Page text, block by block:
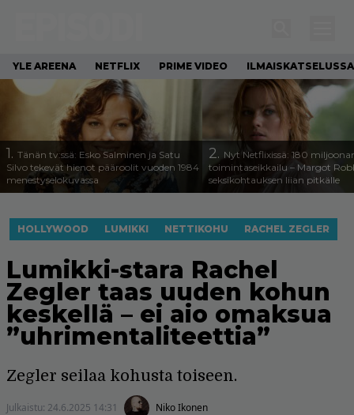
YLE AREENA NETFLIX PRIME VIDEO ILMAISKATSELUSSA
1. Tänän tv:ssä: Esko Salminen ja Satu
Silvo tekevät hienot pääroolit vuoden 1984
menestyselokuvassa
2. Nyt Netflixissä: 180
toimintaseikkailu – Margot
seksikohtauksen liian pitkälle
HOLLYWOOD LUMIKKI NETTIKOHU RACHEL ZEGLER
Lumikki-stara Rachel
Zegler taas uuden kohun
keskellä – ei aio omaksua
”uhrimentaliteettia”
Zegler seilaa kohusta toiseen.
Julkaistu: 24.6.2025 14:31 Niko Ikonen